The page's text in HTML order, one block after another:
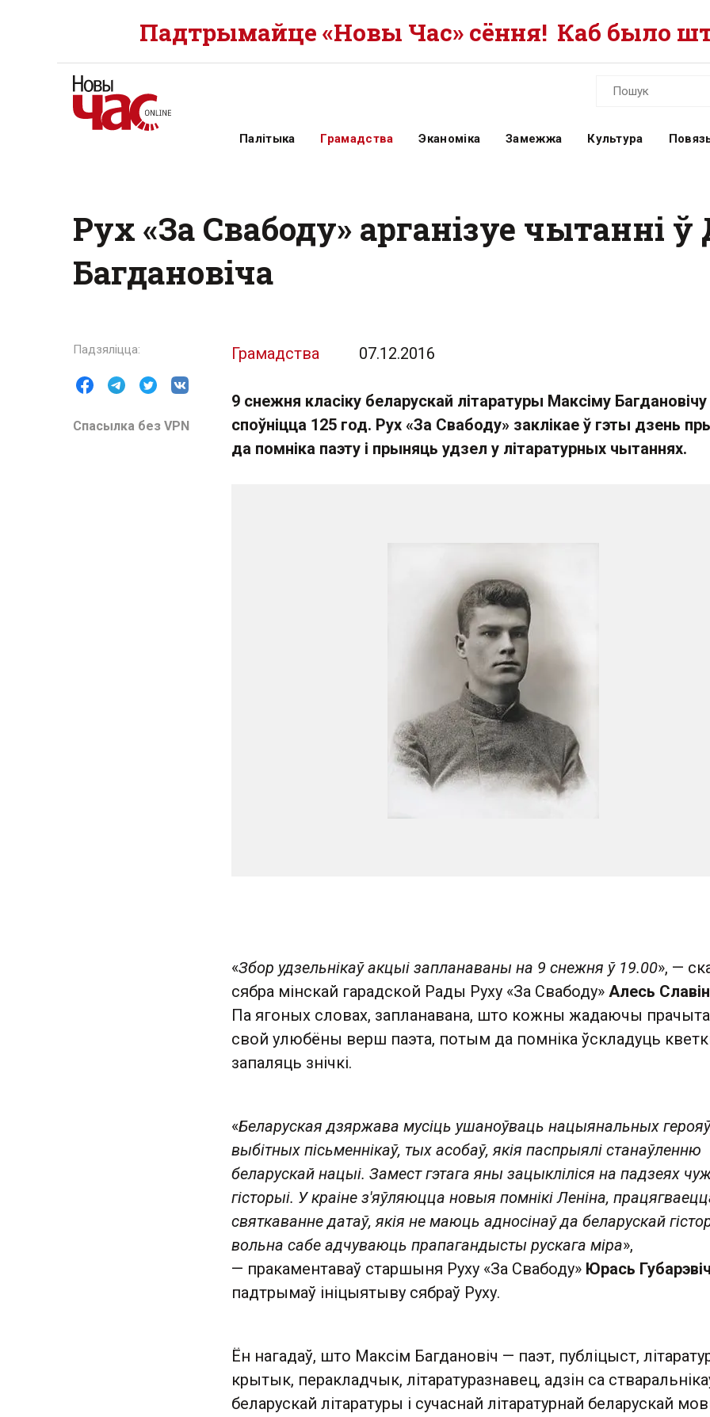
Падтрымайце «Новы Час» сёння! Каб было
Палітыка Грамадства Эканоміка Замежжа Культура
Рух «За Свабоду» арганізуе чытанні ў
Багдановіча
Спасылка без VPN
Грамадства 07.12.2016
9 снежня класіку беларускай літаратуры Максіму Багдановічу
споўніцца 125 год. Рух «За Свабоду» заклікае ў гэты дзень
да помніка паэту і прыняць удзел у літаратурных чытаннях.
«Збор удзельнікаў акцыі запланаваны на 9 снежня ў 19.00», —
сябра мінскай гарадской Рады Руху «За Свабоду» Алесь
Па ягоных словах, запланавана, што кожны жадаючы
свой улюбёны верш паэта, потым да помніка ўскладуць
запаляць знічкі.
«Беларуская дзяржава мусіць ушаноўваць нацыянальных
выбітных пісьменнікаў, тых асобаў, якія паспрыялі станаўленню
беларускай нацыі. Замест гэтага яны зацыкліліся на падзеях
гісторыі. У краіне з'яўляюцца новыя помнікі Леніна,
святкаванне датаў, якія не маюць адносінаў да беларускай
вольна сабе адчуваюць прапагандысты рускага міра»,
— пракаментаваў старшыня Руху «За Свабоду» Юрась Губарэвіч
падтрымаў ініцыятыву сябраў Руху.
Ён нагадаў, што Максім Багдановіч — паэт, публіцыст,
крытык, перакладчык, літаратуразнавец, адзін са
беларускай літаратуры і сучаснай літаратурнай беларускай